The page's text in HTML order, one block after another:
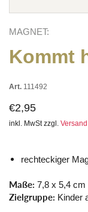
MAGNET:
Kommt
Art. 111492
€2,95
inkl. MwSt zzgl. Versand
rechteckiger
Maße: 7,8 x 5,4 cm
Zielgruppe: Kinder